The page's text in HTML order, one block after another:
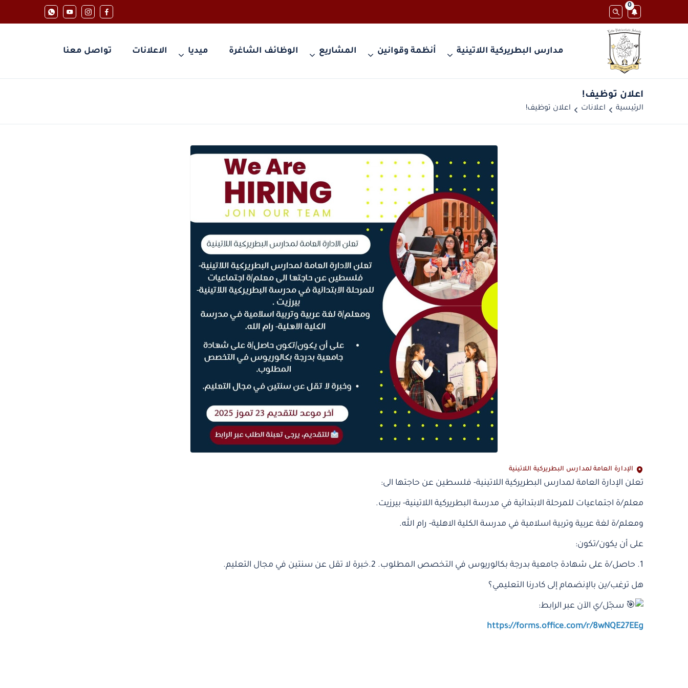
0
مدارس البطريركية اللاتينية أنظمة وقوانين المشاريع الوظائف الشاغرة ميديا الاعلانات تواصل معنا
اعلان توظيف!
الرئيسية اعلانات اعلان توظيف!
الإدارة العامة لمدارس البطريركية اللاتينية
تعلن الإدارة العامة لمدارس البطريركية اللاتينية- فلسطين عن حاجتها الى:
معلم/ة اجتماعيات للمرحلة الابتدائية في مدرسة البطريركية اللاتينية- بيرزيت.
ومعلم/ة لغة عربية وتربية اسلامية في مدرسة الكلية الاهلية- رام الله.
على أن يكون/تكون:
1. حاصل/ة على شهادة جامعية بدرجة بكالوريوس في التخصص المطلوب. 2.خبرة لا تقل عن سنتين في مجال التعليم.
هل ترغب/ين بالإنضمام إلى كادرنا التعليمي؟
سجّل/ي الآن عبر الرابط:
https://forms.office.com/r/8wNQE27EEg